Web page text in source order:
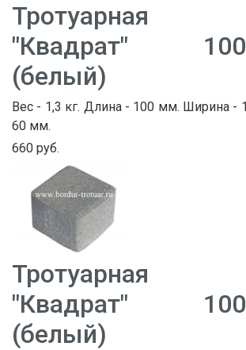
Тротуарная
"Квадрат"
(белый)
Вес - 1,3 кг. Длина - 100 мм. Ширина -
60 мм.
660 руб.
Тротуарная
"Квадрат"
(белый)